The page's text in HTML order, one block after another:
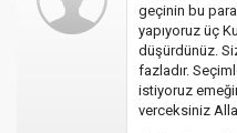
geçinin bu
yapıyoruz üç
düşürdünüz.
fazladır.
istiyoruz
verceksiniz